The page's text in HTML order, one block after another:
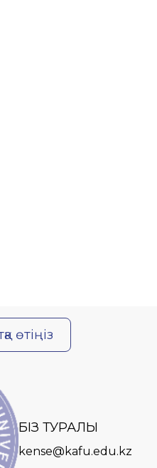
өтіңіз
БІЗ ТУРАЛЫ
kense@kafu.edu.kz